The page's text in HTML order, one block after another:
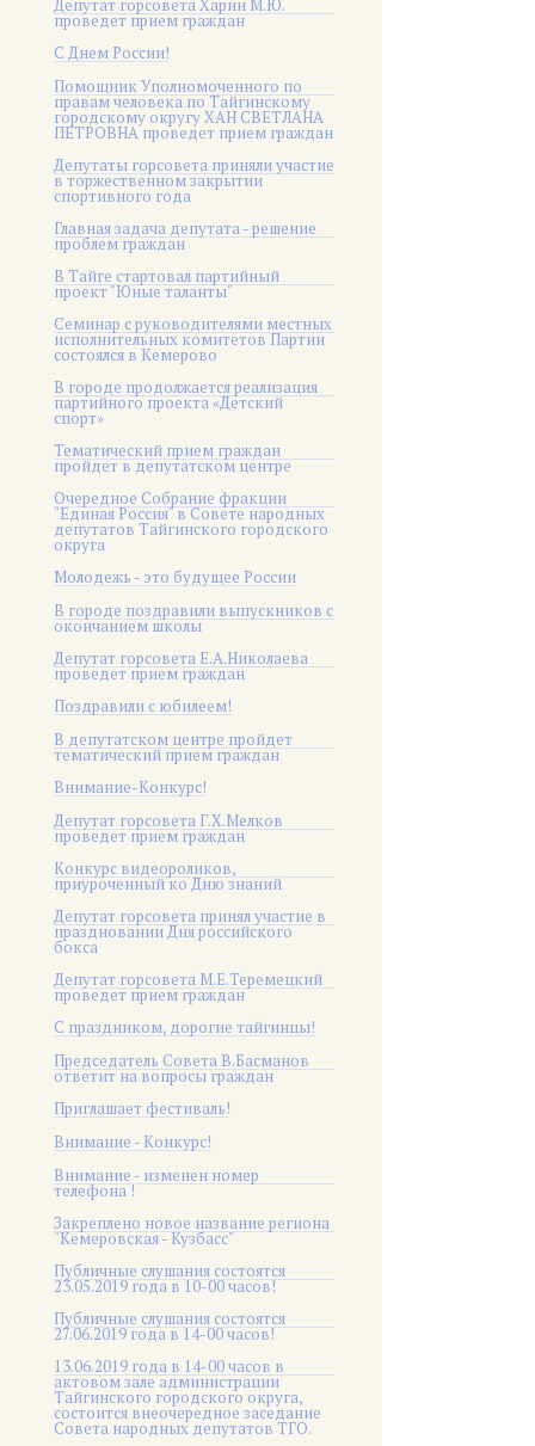
Депутат горсовета Харин М.Ю.
проведет прием граждан
С Днем России!
Помощник Уполномоченного по
правам человека по Тайгинскому
городскому округу ХАН СВЕТЛАНА
ПЕТРОВНА проведет прием граждан
Депутаты горсовета приняли участие
в торжественном закрытии
спортивного года
Главная задача депутата - решение
проблем граждан
В Тайге стартовал партийный
проект "Юные таланты"
Семинар с руководителями местных
исполнительных комитетов Партии
состоялся в Кемерово
В городе продолжается реализация
партийного проекта «Детский
спорт»
Тематический прием граждан
пройдет в депутатском центре
Очередное Собрание фракции
"Единая Россия" в Совете народных
депутатов Тайгинского городского
округа
Молодежь - это будущее России
В городе поздравили выпускников с
окончанием школы
Депутат горсовета Е.А.Николаева
проведет прием граждан
Поздравили с юбилеем!
В депутатском центре пройдет
тематический прием граждан
Внимание-Конкурс!
Депутат горсовета Г.Х.Мелков
проведет прием граждан
Конкурс видеороликов,
приуроченный ко Дню знаний
Депутат горсовета принял участие в
праздновании Дня российского
бокса
Депутат горсовета М.Е.Теремецкий
проведет прием граждан
С праздником, дорогие тайгинцы!
Председатель Совета В.Басманов
ответит на вопросы граждан
Приглашает фестиваль!
Внимание - Конкурс!
Внимание - изменен номер
телефона !
Закреплено новое название региона
"Кемеровская - Кузбасс"
Публичные слушания состоятся
23.05.2019 года в 10-00 часов!
Публичные слушания состоятся
27.06.2019 года в 14-00 часов!
13.06.2019 года в 14-00 часов в
актовом зале администрации
Тайгинского городского округа,
состоится внеочередное заседание
Совета народных депутатов ТГО.